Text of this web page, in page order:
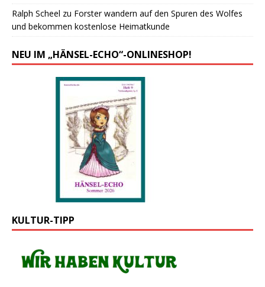
Ralph Scheel zu Forster wandern auf den Spuren des Wolfes
und bekommen kostenlose Heimatkunde
NEU IM „HÄNSEL-ECHO“-ONLINESHOP!
KULTUR-TIPP